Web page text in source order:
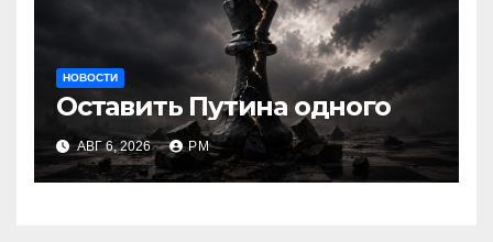
НОВОСТИ
Оставить Путина одного
АВГ 6, 2026 РМ